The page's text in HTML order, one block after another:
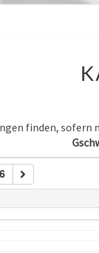
finden, sofern